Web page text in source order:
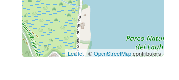
Leaflet| ©OpenStreetMapcontributors